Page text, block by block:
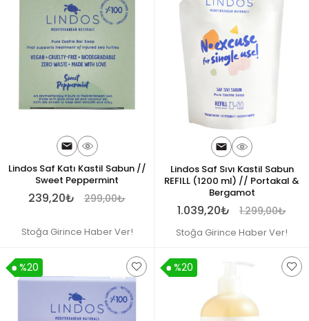
Lindos Saf Katı Kastil Sabun //
Sweet Peppermint
239,20₺ 299,00₺
Stoğa Girince Haber Ver!
Lindos Saf Sıvı Kastil Sabun
REFILL (1200 ml) // Portakal &
Bergamot
1.039,20₺ 1.299,00₺
Stoğa Girince Haber Ver!
%20 %20